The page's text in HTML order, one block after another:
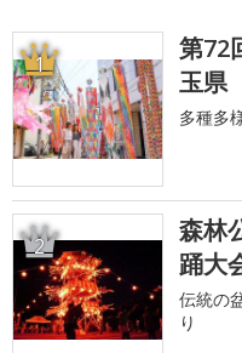
1
第72
玉県
多種多
2
森林
踊大
伝統の
り